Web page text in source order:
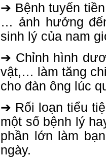
➔ Bệnh tuyến
… ảnh hưởng
sinh lý của nam
➔ Chỉnh hình
vật,… làm tăng
cho đàn ông lúc
➔ Rối loạn tiểu
một số bệnh lý
phần lớn làm
ngày.